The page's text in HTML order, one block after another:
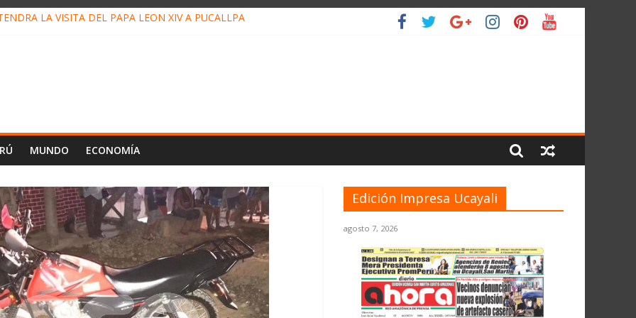
LA VISITA DEL PAPA LEÓN XIV A PUCALLPA
MUNDO ECONOMÍA
Edición Impresa Ucayali
agosto 7, 2026